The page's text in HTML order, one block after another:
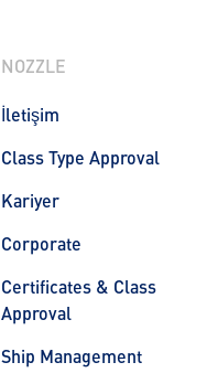
NOZZLE
İletişim
Class Type Approval
Kariyer
Corporate
Certificates & Class
Approval
Ship Management